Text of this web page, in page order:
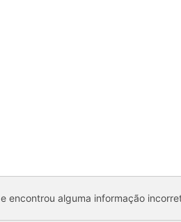
encontrou alguma informação